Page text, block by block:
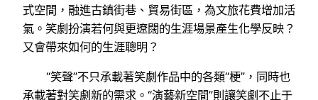
式空間，融進古鎮街巷、貿易街區，為文旅花費增加活
氣。笑劇扮演若何與更遼闊的生涯場景產生化學反映？
又會帶來如何的生涯聰明？
“笑聲”不只承載著笑劇作品中的各類“梗”，同時也
承載著對笑劇新的需求。“演藝新空間”則讓笑劇不止于